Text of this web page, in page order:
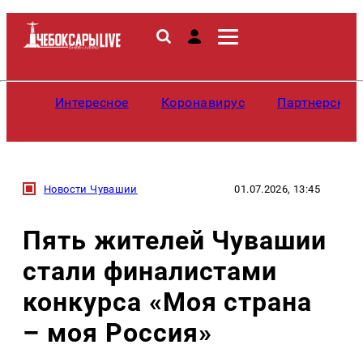
Интересное Коронавирус
Новости Чувашии 01.07.2026, 13:45
Пять жителей Чувашии
стали финалистами
конкурса «Моя страна
– моя Россия»